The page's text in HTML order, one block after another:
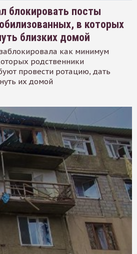
блокировать посты
в которых
близких домой
как минимум
родственники
провести ротацию, дать
их домой